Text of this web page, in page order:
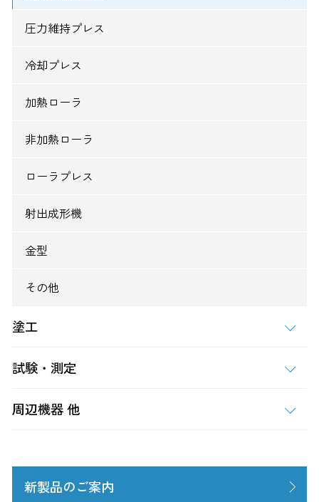
圧力維持プレス
冷却プレス
加熱ローラ
非加熱ローラ
ローラプレス
射出成形機
金型
その他
塗工
試験・測定
周辺機器 他
新製品のご案内